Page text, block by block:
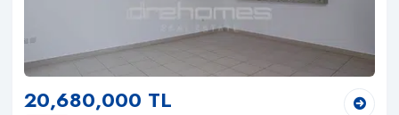
20,680,000 TL